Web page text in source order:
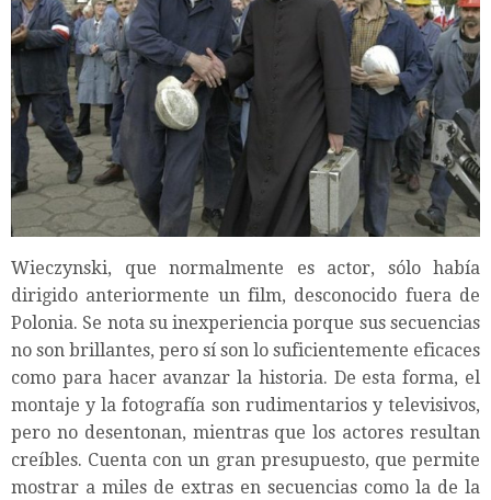
Wieczynski, que normalmente es actor, sólo había
dirigido anteriormente un film, desconocido fuera de
Polonia. Se nota su inexperiencia porque sus secuencias
no son brillantes, pero sí son lo suficientemente eficaces
como para hacer avanzar la historia. De esta forma, el
montaje y la fotografía son rudimentarios y televisivos,
pero no desentonan, mientras que los actores resultan
creíbles. Cuenta con un gran presupuesto, que permite
mostrar a miles de extras en secuencias como la de la